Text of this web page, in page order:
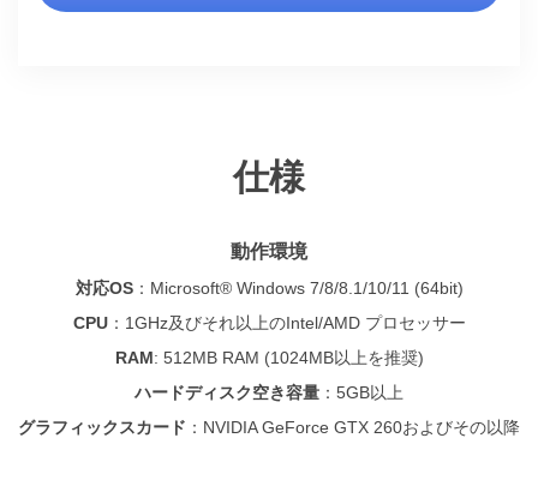
仕様
動作環境
対応OS： Microsoft® Windows 7/8/8.1/10/11 (64bit)
CPU： 1GHz及びそれ以上のIntel/AMD プロセッサー
RAM: 512MB RAM (1024MB以上を推奨)
ハードディスク空き容量 ： 5GB以上
グラフィックスカード ：NVIDIA GeForce GTX 260およびその以降